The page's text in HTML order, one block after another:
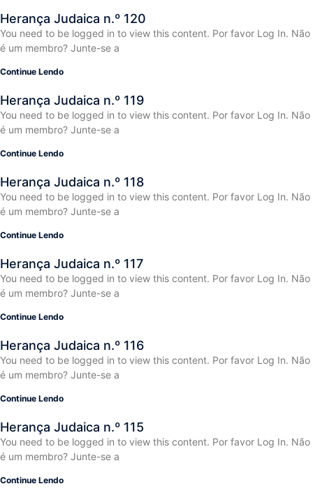
Herança Judaica n.º 120
You need to be logged in to view this content. Por favor Log In. Não
é um membro? Junte-se a
Continue Lendo
Herança Judaica n.º 119
You need to be logged in to view this content. Por favor Log In. Não
é um membro? Junte-se a
Continue Lendo
Herança Judaica n.º 118
You need to be logged in to view this content. Por favor Log In. Não
é um membro? Junte-se a
Continue Lendo
Herança Judaica n.º 117
You need to be logged in to view this content. Por favor Log In. Não
é um membro? Junte-se a
Continue Lendo
Herança Judaica n.º 116
You need to be logged in to view this content. Por favor Log In. Não
é um membro? Junte-se a
Continue Lendo
Herança Judaica n.º 115
You need to be logged in to view this content. Por favor Log In. Não
é um membro? Junte-se a
Continue Lendo